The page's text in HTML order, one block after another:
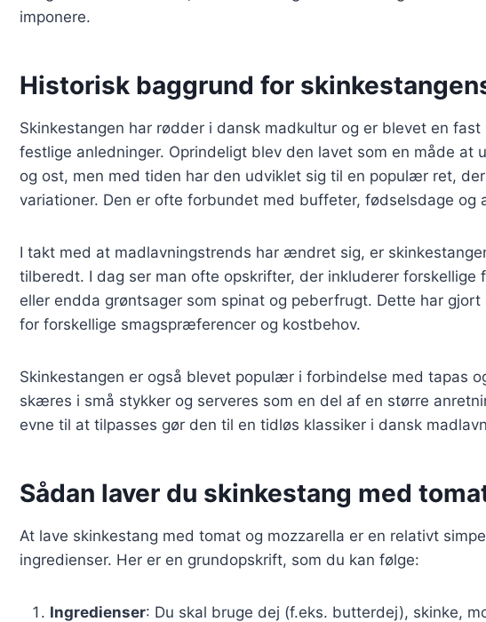
imponere.
Historisk baggrund for
Skinkestangen har rødder i dansk madkultur og er blevet en
festlige anledninger. Oprindeligt blev den lavet som en måde at
og ost, men med tiden har den udviklet sig til en populær ret,
variationer. Den er ofte forbundet med buffeter, fødselsdage og
I takt med at madlavningstrends har ændret sig, er
tilberedt. I dag ser man ofte opskrifter, der inkluderer forskellige
eller endda grøntsager som spinat og peberfrugt. Dette har
for forskellige smagspræferencer og kostbehov.
Skinkestangen er også blevet populær i forbindelse med tapas
skæres i små stykker og serveres som en del af en større
evne til at tilpasses gør den til en tidløs klassiker i dansk
Sådan laver du skinkestang med
At lave skinkestang med tomat og mozzarella er en relativt
ingredienser. Her er en grundopskrift, som du kan følge:
Ingredienser: Du skal bruge dej (f.eks. butterdej), skinke,